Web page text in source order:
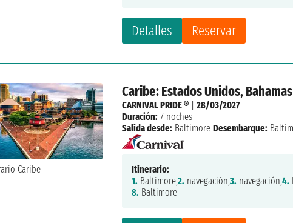
Detalles Reservar
Caribe: Estados Unidos, Bahamas
CARNIVAL PRIDE ® |28/03/2027
Duración: 7 noches
Salida desde: Baltimore Desembarque:
Itinerario:
1. Baltimore,2. navegación,3. navegación,4.
8. Baltimore